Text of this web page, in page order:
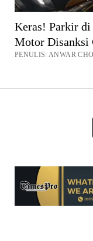
Keras! Parkir di
Motor Disanksi
PENULIS: ANWAR